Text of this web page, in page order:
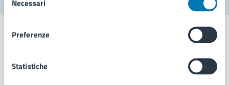
delNecessari
Preferenze
StatisticheComune di Napoli